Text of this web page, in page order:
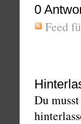
0
Feed
Du